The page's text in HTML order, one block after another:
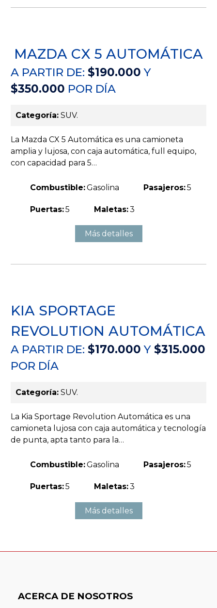
MAZDA CX 5 AUTOMÁTICA
A PARTIR DE:$190.000 Y
$350.000 POR DÍA
Categoría: SUV.
La Mazda CX 5 Automática es una camioneta
amplia y lujosa, con caja automática, full equipo,
con capacidad para 5…
Combustible:Gasolina Pasajeros:5
Puertas:5 Maletas:3
Más detalles
KIA SPORTAGE
REVOLUTION AUTOMÁTICA
A PARTIR DE:$170.000 Y$315.000
POR DÍA
Categoría: SUV.
La Kia Sportage Revolution Automática es una
camioneta lujosa con caja automática y tecnología
de punta, apta tanto para la…
Combustible:Gasolina Pasajeros:5
Puertas:5 Maletas:3
Más detalles
ACERCA DE NOSOTROS